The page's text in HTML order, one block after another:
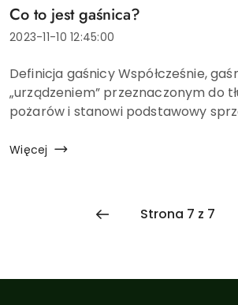
Tytuł
artykułu:
Co to jest gaśnica?
Data
2023-11-10 12:45:00
Treść
artykułu:
Definicja gaśnicy Współcześnie,
„urządzeniem” przeznaczonym do
pożarów i stanowi podstawowy
opracowany w 1734 roku przez
Więcej